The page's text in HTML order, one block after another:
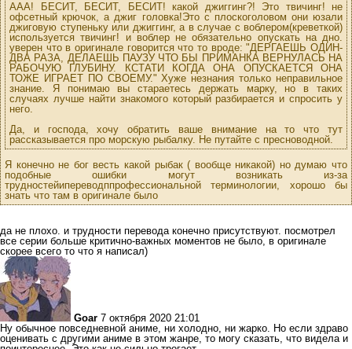
ААА! БЕСИТ, БЕСИТ, БЕСИТ! какой джиггинг?! Это твичинг! не
офсетный крючок, а джиг головка!Это с плоскоголовом они юзали
джиговую ступеньку или джиггинг, а в случае с воблером(креветкой)
используется твичинг! и воблер не обязательно опускать на дно.
уверен что в оригинале говорится что то вроде: "ДЕРГАЕШЬ ОДИН-
ДВА РАЗА, ДЕЛАЕШЬ ПАУЗУ ЧТО БЫ ПРИМАНКА ВЕРНУЛАСЬ НА
РАБОЧУЮ ГЛУБИНУ. КСТАТИ КОГДА ОНА ОПУСКАЕТСЯ ОНА
ТОЖЕ ИГРАЕТ ПО СВОЕМУ." Хуже незнания только неправильное
знание. Я понимаю вы стараетесь держать марку, но в таких
случаях лучше найти знакомого который разбирается и спросить у
него.
Да, и господа, хочу обратить ваше внимание на то что тут
рассказывается про морскую рыбалку. Не путайте с пресноводной.
Я конечно не бог весть какой рыбак ( вообще никакой) но думаю что
подобные ошибки могут возникать из-за
трудностейипереводппрофессиональной терминологии, хорошо бы
знать что там в оригинале было
да не плохо. и трудности перевода конечно присутствуют. посмотрел
все серии больше критично-важных моментов не было, в оригинале
скорее всего то что я написал)
Goar 7 октября 2020 21:01
Ну обычное повседневной аниме, ни холодно, ни жарко. Но если здраво
оценивать с другими аниме в этом жанре, то могу сказать, что видела и